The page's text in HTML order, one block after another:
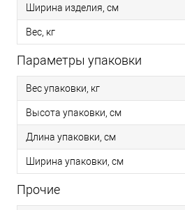
Ширина изделия, см
Вес, кг
Параметры упаковки
Вес упаковки, кг
Высота упаковки, см
Длина упаковки, см
Ширина упаковки, см
Прочие